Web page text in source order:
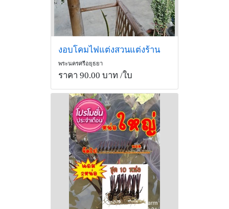
งอบโคมไฟแต่งสวนแต่งร้าน
พระนครศรีอยุธยา
ราคา 90.00 บาท /ใบ